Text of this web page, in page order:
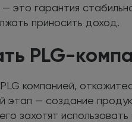
— это гарантия
приносить доход.
PLG-
компанией,
этап — создание
захотят